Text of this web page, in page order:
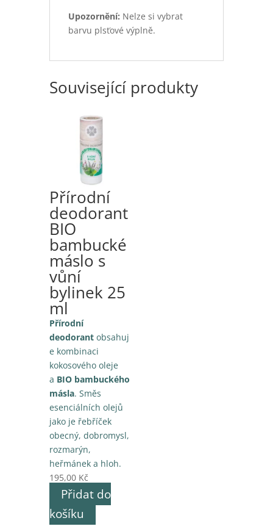
Upozornění: Nelze si vybrat
barvu plsťové výplně.
Související produkty
Přírodní
deodorant
BIO
bambucké
máslo s
vůní
bylinek 25
ml
Přírodní
deodorantobsahuj
e kombinaci
kokosového oleje
a BIO bambuckého
másla. Směs
esenciálních olejů
jako je řebříček
obecný, dobromysl,
rozmarýn,
heřmánek a hloh.
195,00 Kč
Přidat do
košíku